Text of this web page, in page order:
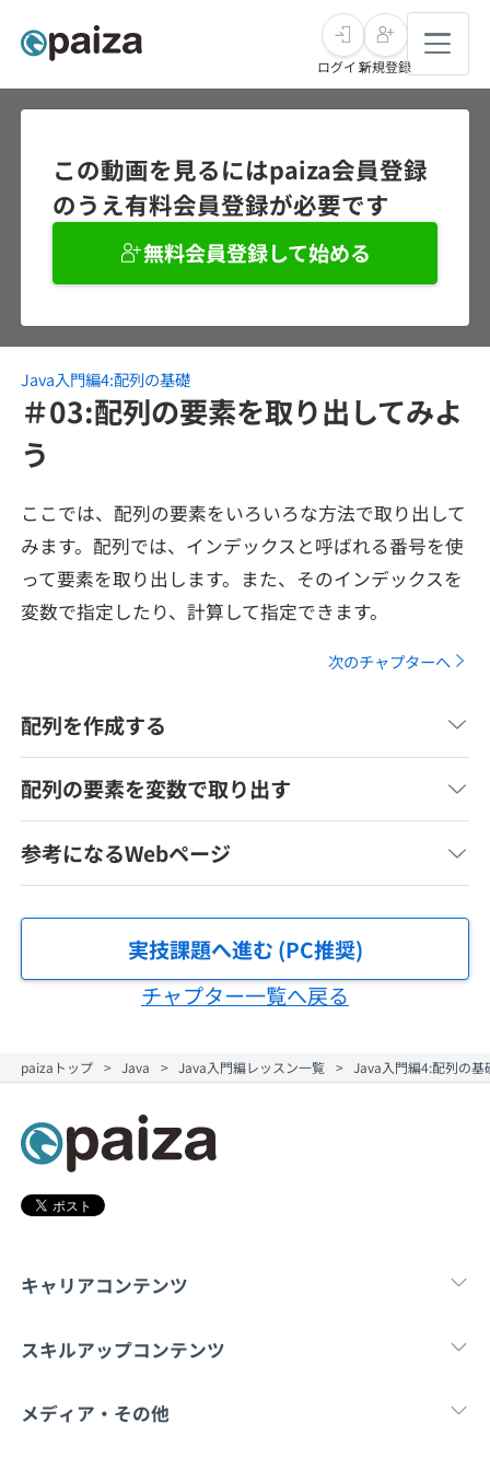
求人検索
インタビュー
転職成功ガイド
転職エージェント
未経験転職
インタビュー
転職成功ガイド
本選考
インターン
新卒エージェント
イベント・セミナー
就活成功ガイド
学習
講座一覧
問題集
4択課題
ナレッジ
プラン
個人向けプラン
法人向けプラン
学校向けプラン
契約内容・クーポン
スキルチェック
プログラミング言語
SQL
評価結果一覧
ゲーム・マンガ
メディア
Tech Team Journal
ログイン新規登録
この動画を見るにはpaiza会員登録
のうえ有料会員登録が必要です
無料会員登録して始める
Java入門編4:配列の基礎
＃03:配列の要素を取り出してみよ
う
ここでは、配列の要素をいろいろな方法で取り出して
みます。配列では、インデックスと呼ばれる番号を使
って要素を取り出します。また、そのインデックスを
変数で指定したり、計算して指定できます。
次のチャプターへ
配列を作成する
配列の要素を変数で取り出す
参考になるWebページ
実技課題へ進む (PC推奨)
チャプター一覧へ戻る
paizaトップ Java Java入門編レッスン一覧 Java入門編4:配列の基
キャリアコンテンツ
転職・キャリア 新卒就
スキルアップコンテンツ
学習 マンガ・ゲーム
メディア・その他